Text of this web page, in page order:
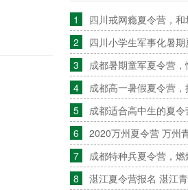
1
四川戒网瘾夏令营，
2
四川小学生军事化暑
3
成都暑期童军夏令营
4
成都高一暑假夏令营
5
成都适合高中生的夏
6
2020万州夏令营 万州
7
成都特种兵夏令营，燃
8
湛江夏令营报名 湛江